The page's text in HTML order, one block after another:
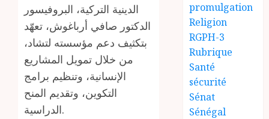
الدينية التركية، البروفيسور
الدكتور صافي أرباغوش، تعهّد
بتكثيف دعم مؤسسته لتشاد،
من خلال تمويل المشاريع
الإنسانية، وتنظيم برامج
التكوين، وتقديم المنح
الدراسية.
promulgation
Religion
RGPH-3
Rubrique
Santé
sécurité
Sénat
Sénégal